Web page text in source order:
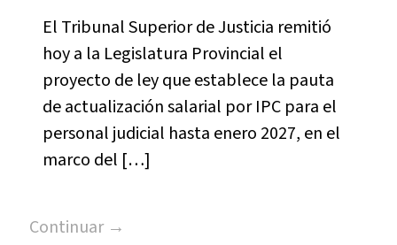
El Tribunal Superior de Justicia remitió
hoy a la Legislatura Provincial el
proyecto de ley que establece la pauta
de actualización salarial por IPC para el
personal judicial hasta enero 2027, en el
marco del […]
Continuar →